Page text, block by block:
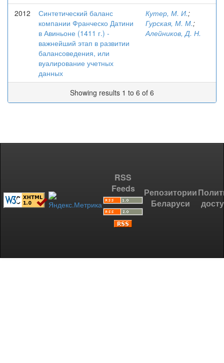
2012
Синтетический баланс
компании Франческо Датини
в Авиньоне (1411 г.) -
важнейший этап в развитии
балансоведения, или
вуалирование учетных
данных
Кутер, М. И.;
Гурская, М. М.;
Алейников, Д. Н.
Showing results 1 to 6 of 6
RSS
Feeds
Репозитории
Беларуси